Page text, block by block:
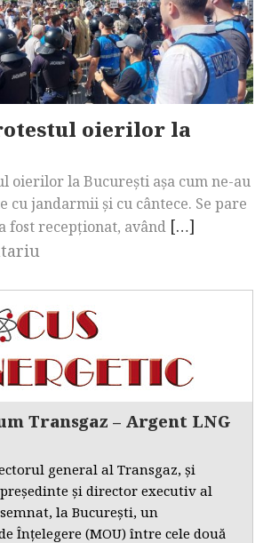
oierilor la
oierilor la București așa cum ne-au
cu jandarmii și cu cântece. Se pare
fost recepționat, având […]
Transgaz – Argent LNG
general al Transgaz, și
și director executiv al
la București, un
Înțelegere (MOU) între cele două